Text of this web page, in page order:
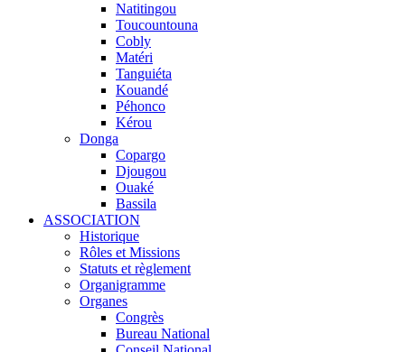
Natitingou
Toucountouna
Cobly
Matéri
Tanguiéta
Kouandé
Péhonco
Kérou
Donga
Copargo
Djougou
Ouaké
Bassila
ASSOCIATION
Historique
Rôles et Missions
Statuts et règlement
Organigramme
Organes
Congrès
Bureau National